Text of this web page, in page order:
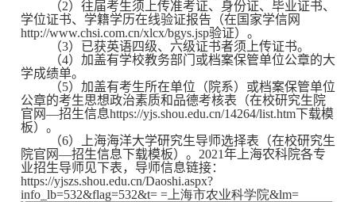
（2）往届考生须上传准考证、身份证、毕业证书、
学位证书、学籍学历在线验证报告（在国家学信网
http://www.chsi.com.cn/xlcx/bgys.jsp验证）。
（3）已获英语四级、六级证书者须上传证书。
（4）加盖有学校教务部门或档案保管单位公章的大
学成绩单。
（5）加盖有考生所在单位（院系）或档案保管单位
公章的考生思想政治素质和品德考核表（在校研究生院
官网—招生信息https://yjs.shou.edu.cn/14264/list.htm下载模
板）。
（6）上海海洋大学研究生导师选择表（在校研究生
院官网—招生信息下载模板）。2021年上海农科院各专
业招生导师见下表，导师信息链接：
https://yjszs.shou.edu.cn/Daoshi.aspx?
info_lb=532&flag=532&t= =上海市农业科学院&lm=